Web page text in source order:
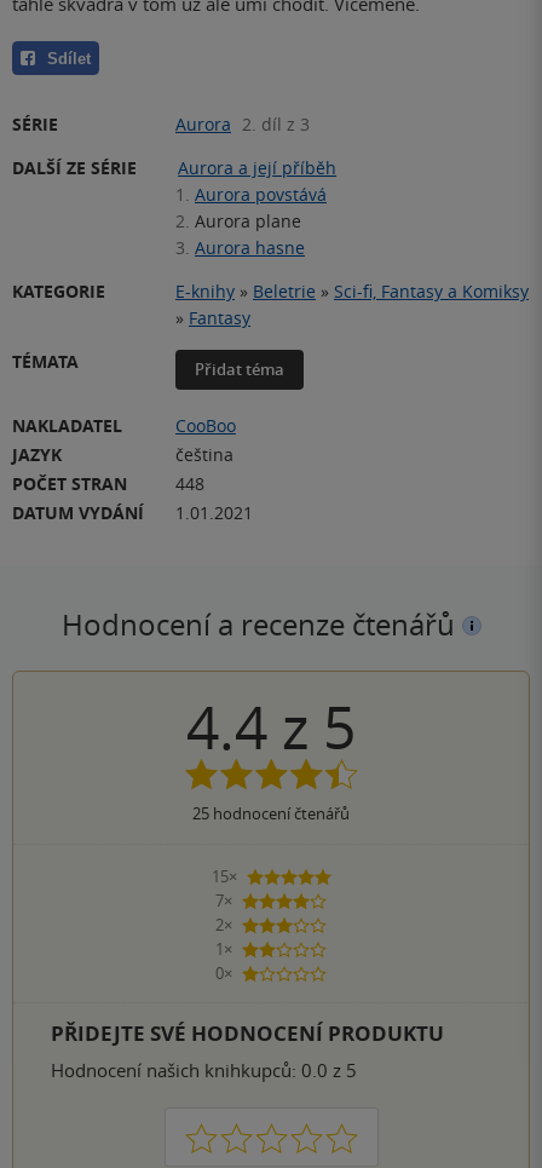
Sdílet
SÉRIE Aurora 2. díl z 3
DALŠÍ ZE SÉRIE
Aurora a její příběh
1. Aurora povstává
2. Aurora plane
3. Aurora hasne
KATEGORIE
E-knihy » Beletrie » Sci-fi, Fantasy a Komiksy
» Fantasy
TÉMATA
Přidat téma
NAKLADATEL
CooBoo
JAZYK
čeština
POČET STRAN
448
DATUM VYDÁNÍ
1.01.2021
Hodnocení a recenze čtenářů
4.4 z 5
25 hodnocení čtenářů
15×
5 hvězdiček
7×
4 hvězdičky
2×
3 hvězdičky
1×
2 hvězdičky
0×
1 hvezdička
PŘIDEJTE SVÉ HODNOCENÍ PRODUKTU
Hodnocení našich knihkupců: 0.0 z 5
1 2 3 4 5